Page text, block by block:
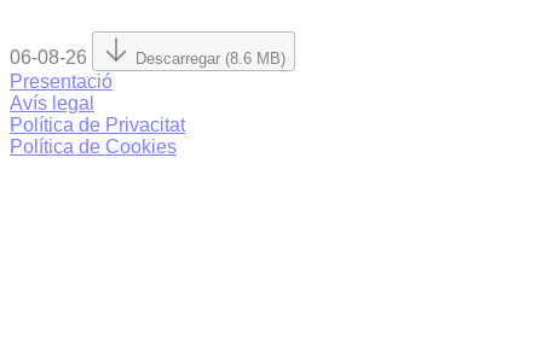
06-08-26 Descarregar (8.6 MB)
Presentació
Avís legal
Política de Privacitat
Política de Cookies